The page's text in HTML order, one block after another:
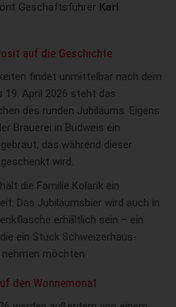
Geschäftsführer Karl
auf die Geschichte
findet unmittelbar nach dem
April 2026 steht das
des runden Jubiläums. Eigens
Brauerei in Budweis ein
das während dieser
wird.
die Familie Kolarik ein
Das Jubiläumsbier wird auch in
erhältlich sein – ein
ein Stück Schweizerhaus-
möchten.
den Wonnemonat